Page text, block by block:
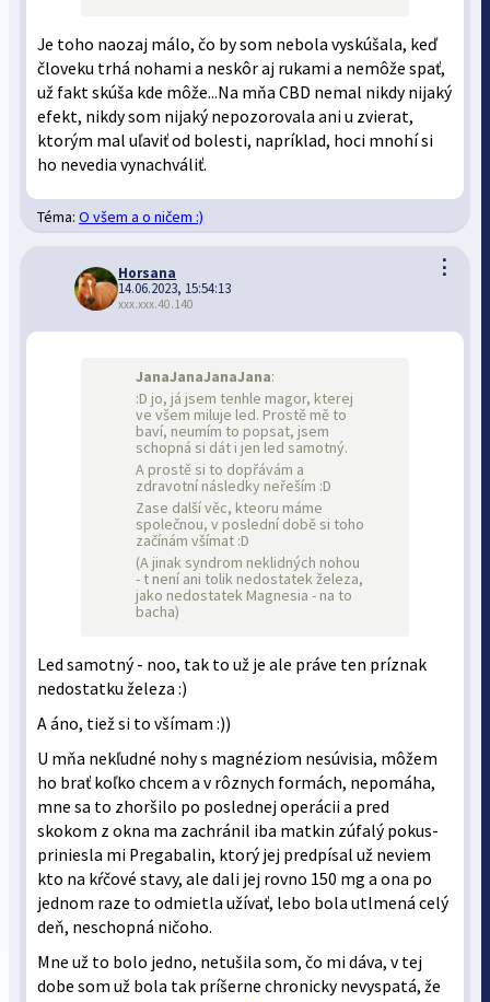
Je toho naozaj málo, čo by som nebola vyskúšala, keď
človeku trhá nohami a neskôr aj rukami a nemôže spať,
už fakt skúša kde môže...Na mňa CBD nemal nikdy nijaký
efekt, nikdy som nijaký nepozorovala ani u zvierat,
ktorým mal uľaviť od bolesti, napríklad, hoci mnohí si
ho nevedia vynachváliť.
Téma:O všem a o ničem :)
⋮
Horsana
14.06.2023, 15:54:13
xxx.xxx.40.140
JanaJanaJanaJana:
:D jo, já jsem tenhle magor, kterej
ve všem miluje led. Prostě mě to
baví, neumím to popsat, jsem
schopná si dát i jen led samotný.
A prostě si to dopřávám a
zdravotní následky neřeším :D
Zase další věc, kteoru máme
společnou, v poslední době si toho
začínám všímat :D
(A jinak syndrom neklidných nohou
- t není ani tolik nedostatek železa,
jako nedostatek Magnesia - na to
bacha)
Led samotný - noo, tak to už je ale práve ten príznak
nedostatku železa :)
A áno, tiež si to všímam :))
U mňa nekľudné nohy s magnéziom nesúvisia, môžem
ho brať koľko chcem a v rôznych formách, nepomáha,
mne sa to zhoršilo po poslednej operácii a pred
skokom z okna ma zachránil iba matkin zúfalý pokus-
priniesla mi Pregabalin, ktorý jej predpísal už neviem
kto na kŕčové stavy, ale dali jej rovno 150 mg a ona po
jednom raze to odmietla užívať, lebo bola utlmená celý
deň, neschopná ničoho.
Mne už to bolo jedno, netušila som, čo mi dáva, v tej
dobe som už bola tak príšerne chronicky nevyspatá, že